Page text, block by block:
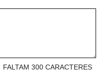
FALTAM 300 CARACTERES